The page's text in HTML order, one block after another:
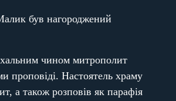
був нагороджений
чином митрополит
проповіді. Настоятель храму
а також розповів як парафія